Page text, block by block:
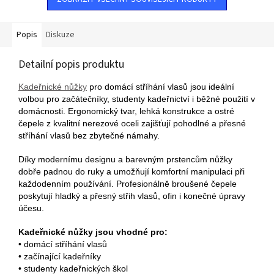
Popis Diskuze
Detailní popis produktu
Kadeřnické nůžky pro domácí stříhání vlasů jsou ideální
volbou pro začátečníky, studenty kadeřnictví i běžné použití v
domácnosti. Ergonomický tvar, lehká konstrukce a ostré
čepele z kvalitní nerezové oceli zajišťují pohodlné a přesné
stříhání vlasů bez zbytečné námahy.
Díky modernímu designu a barevným prstencům nůžky
dobře padnou do ruky a umožňují komfortní manipulaci při
každodenním používání. Profesionálně broušené čepele
poskytují hladký a přesný střih vlasů, ofin i konečné úpravy
účesu.
Kadeřnické nůžky jsou vhodné pro:
• domácí stříhání vlasů
• začínající kadeřníky
• studenty kadeřnických škol